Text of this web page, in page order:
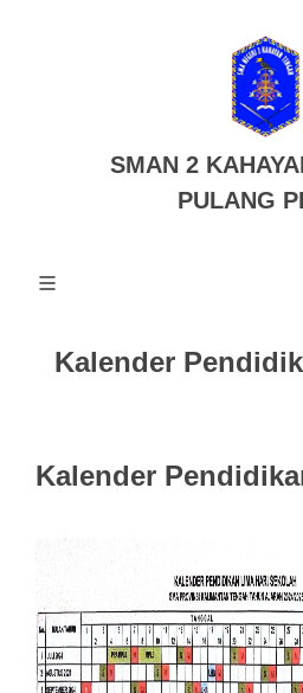
SMAN 2
PULANG
Kalender
Kalender